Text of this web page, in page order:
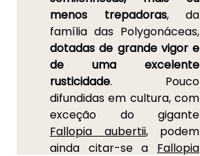
menos trepadoras, da
família das Polygonáceas,
dotadas de grande vigor e
de uma excelente
rusticidade. Pouco
difundidas em cultura, com
exceção do gigante
Fallopia aubertii, podem
ainda citar-se a Fallopia